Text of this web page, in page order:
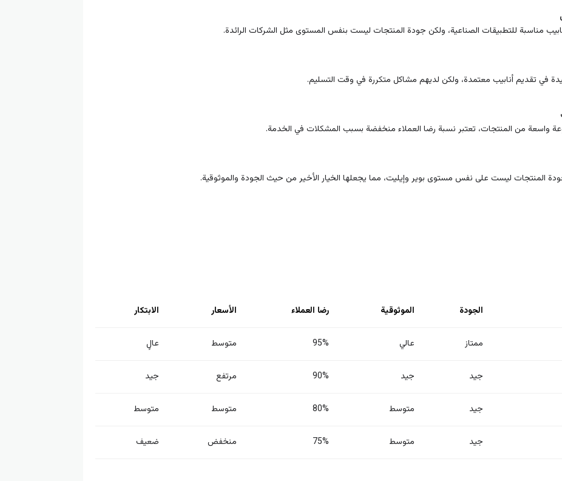
مناسبة للتطبيقات الصناعية، ولكن جودة المنتجات ليست بنفس المستوى مثل الشركات الرائدة.
في تقديم أنابيب معتمدة، ولكن لديهم مشاكل متكررة في وقت التسليم.
واسعة من المنتجات، تعتبر نسبة رضا العملاء منخفضة بسبب المشكلات في الخدمة.
المنتجات ليست على نفس مستوى بوير وإيليت، مما يجعلها الخيار الأخير من حيث الجودة والموثوقية.
الجودة الموثوقية رضا العملاء الأسعار الابتكار
ممتاز عالي 95% متوسط عالٍ
جيد جيد 90% مرتفع جيد
جيد متوسط 80% متوسط متوسط
جيد متوسط 75% منخفض ضعيف